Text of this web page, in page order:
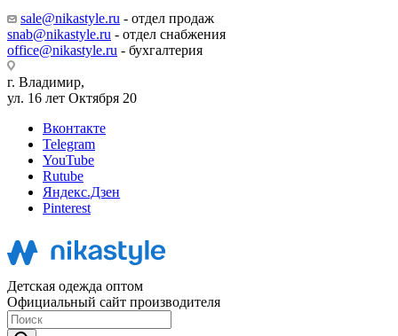
sale@nikastyle.ru - отдел продаж
snab@nikastyle.ru - отдел снабжения
office@nikastyle.ru - бухгалтерия
г. Владимир,
ул. 16 лет Октября 20
Вконтакте
Telegram
YouTube
Rutube
Яндекс.Дзен
Pinterest
Детская одежда оптом
Официальный сайт производителя